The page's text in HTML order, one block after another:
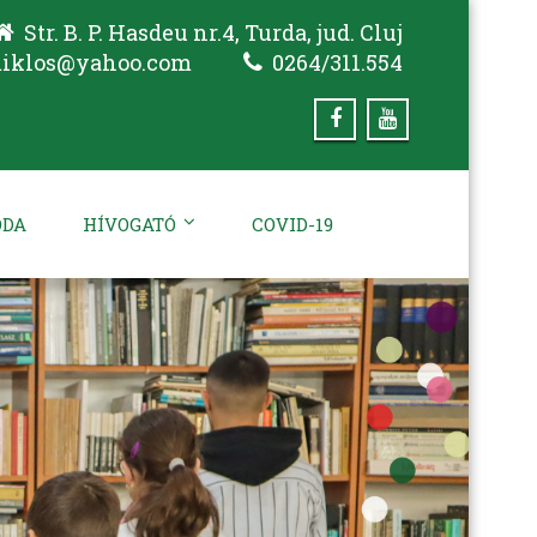
Str. B. P. Hasdeu nr.4, Turda, jud. Cluj
0264/311.554
HÍVOGATÓ COVID-19